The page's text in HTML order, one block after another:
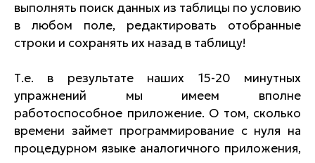
выполнять поиск данных из таблицы по условию
в любом поле, редактировать отобранные
строки и сохранять их назад в таблицу!
Т.е. в результате наших 15-20 минутных
упражнений мы имеем вполне
работоспособное приложение. О том, сколько
времени займет программирование с нуля на
процедурном языке аналогичного приложения,